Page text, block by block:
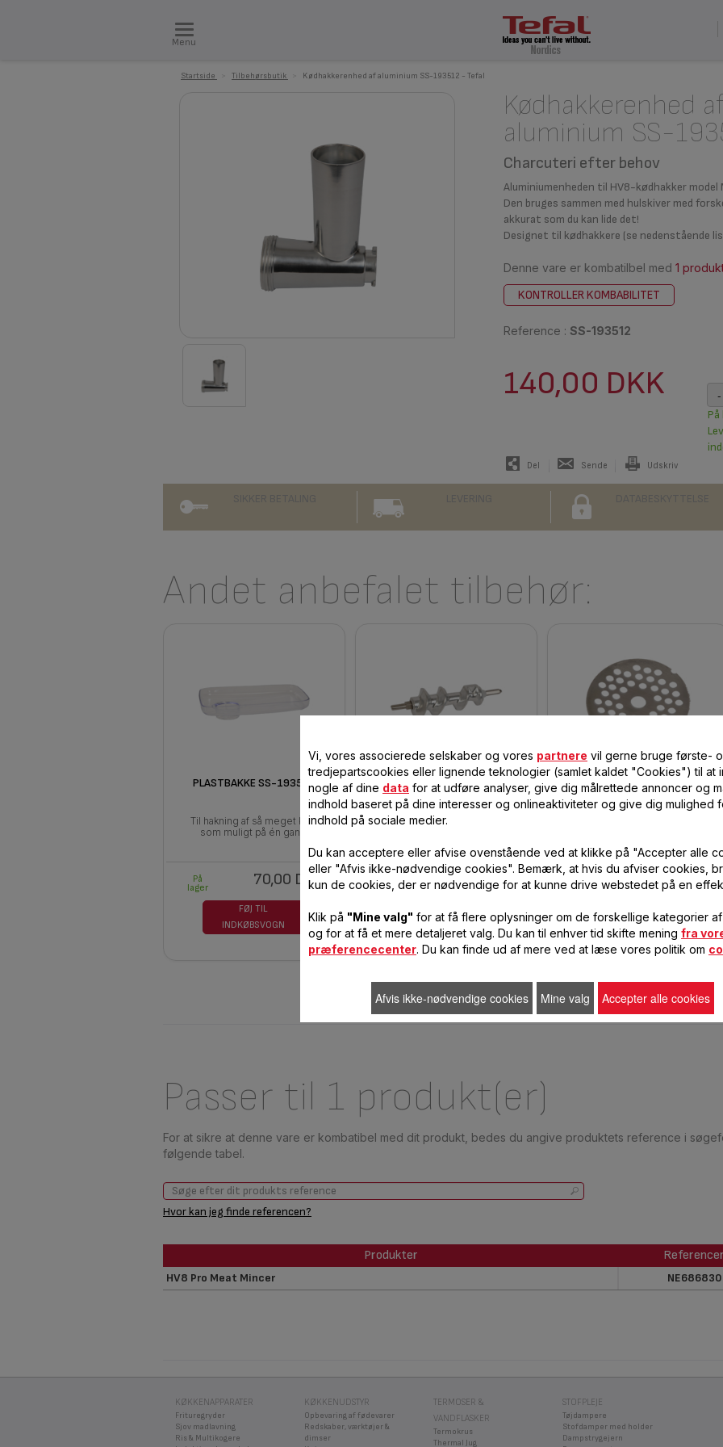
Menu
Startside Tilbehørsbutik Kødhakkerenhed af aluminium SS-193512 - Tefal
Kødhakkerenhed
aluminium SS-
Charcuteri efter behov
Aluminiumenheden til HV8-kødhakker model
Den bruges sammen med hulskiver med
akkurat som du kan lide det!
Designet til kødhakkere (se nedenstående
Denne vare er kombatilbel med 1
KONTROLLER KOMBABILITET
Reference : SS-193512
140,00 DKK -
På
Del Sende Udskriv
Andet anbefalet tilbehør:
PLASTBAKKE SS-193511
Til hakning af så meget kød
som muligt på én gang
70,00 DKK
På
lager
FØJ TIL
INDKØBSVOGN
ENDELØS KØDHAKKEKVÆRN SS-
193513
Dirigerer kødet hen mod
109,00 DKK
lager
INDKØBSVOGN
4,7 MM HULSKIVE AF RUSTFRIT
- SS-193514
86,00 DKK
På
lager
INDKØBSVOGN
Passer til 1 produkt(er)
For at sikre at denne vare er kombatibel med dit produkt, bedes du angive produktets reference i
følgende tabel.
Hvor kan jeg finde referencen?
Produkter Referencer
Referencer
HV8 Pro Meat Mincer NE686830
KØKKENAPPARATER
Frituregryder
Sjov madlavning
Ris & Multikogere
KØKKENUDSTYR
Opbevaring af fødevarer
Redskaber, værktøjer &
dimser
TERMOSER &
VANDFLASKER
Termokrus
Thermal Jug
STOFPLEJE
Tøjdampere
Stofdamper med holder
Dampstrygejern
Vi, vores associerede selskaber og vores partnere vil gerne bruge første-
tredjepartscookies eller lignende teknologier (samlet kaldet "Cookies") til at
nogle af dine data for at udføre analyser, give dig målrettede annoncer og
indhold baseret på dine interesser og onlineaktiviteter og give dig mulighed
indhold på sociale medier.
Du kan acceptere eller afvise ovenstående ved at klikke på "Accepter alle
eller "Afvis ikke-nødvendige cookies". Bemærk, at hvis du afviser cookies,
kun de cookies, der er nødvendige for at kunne drive webstedet på en
Klik på "Mine valg" for at få flere oplysninger om de forskellige kategorier
og for at få et mere detaljeret valg. Du kan til enhver tid skifte mening fra
præferencecenter. Du kan finde ud af mere ved at læse vores politik om
Afvis ikke-nødvendige cookies Mine valg Accepter alle cookies